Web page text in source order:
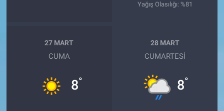
Yağış Olasılığı: %81
27 MART
CUMA
8°
28 MART
CUMARTESI
8°